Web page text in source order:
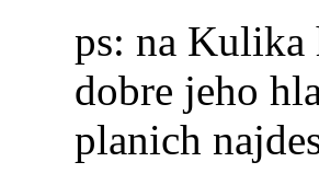
ps: na Kulika
dobre jeho
planich